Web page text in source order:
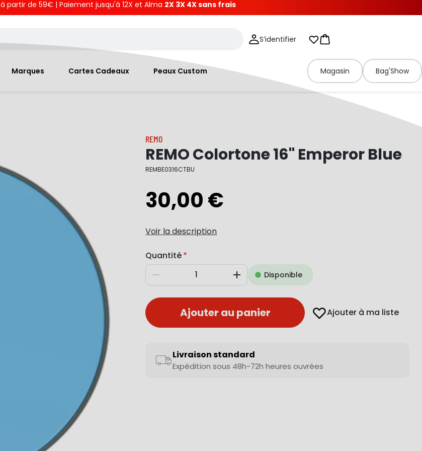
à partir de 59€ | Paiement jusqu'à 12X et Alma 2X 3X 4X sans frais
S’identifier Mes listes d'envies
Panier
Marques Cartes Cadeaux Peaux Custom Magasin Bag'Show
REMO
REMO Colortone 16" Emperor Blue
REMBE0316CTBU
30,00 €
Voir la description
Quantité
Diminuer AugmenterDisponible
Ajouter au panier Ajouter à ma liste
Livraison standard
Expédition sous 48h-72h heures ouvrées